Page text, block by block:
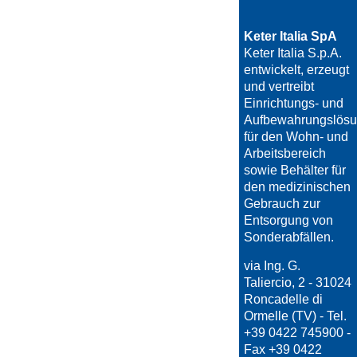
Keter Italia SpA
Keter Italia S.p.A.
entwickelt, erzeugt
und vertreibt
Einrichtungs- und
für den Wohn- und
Arbeitsbereich
sowie Behälter für
den medizinischen
Gebrauch zur
Entsorgung von
Sonderabfällen.
via Ing. G.
Taliercio, 2 - 31024
Roncadelle di
Ormelle (TV) - Tel.
+39 0422 745900 -
Fax +39 0422